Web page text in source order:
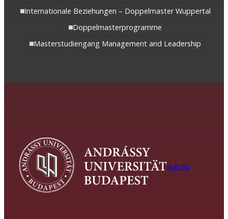
Internationale Beziehungen – Doppelmaster Wuppertal
Doppelmasterprogramme
Masterstudiengang Management and Leadership
aub.eu